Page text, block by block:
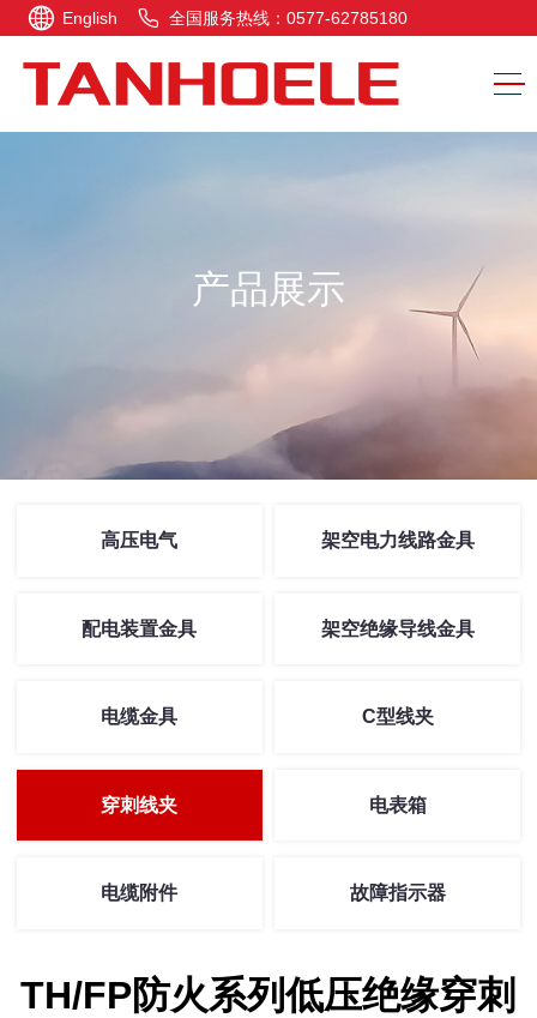
English 全国服务热线：0577-62785180
产品展示
高压电气 架空电力线路金具
配电装置金具 架空绝缘导线金具
电缆金具 C型线夹
穿刺线夹 电表箱
电缆附件 故障指示器
TH/FP防火系列低压绝缘穿刺